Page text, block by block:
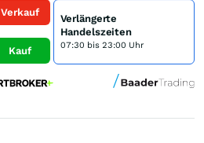
Verkauf
Kauf
Verlängerte
Handelszeiten
07:30 bis 23:00 Uhr